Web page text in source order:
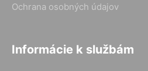
Ochrana osobných údajov
Informácie k službám